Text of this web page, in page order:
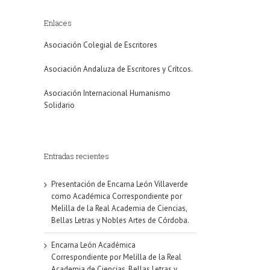
Enlaces
Asociación Colegial de Escritores
Asociación Andaluza de Escritores y Crítcos.
Asociación Internacional Humanismo
Solidario
Entradas recientes
Presentación de Encarna León Villaverde
como Académica Correspondiente por
Melilla de la Real Academia de Ciencias,
Bellas Letras y Nobles Artes de Córdoba.
Encarna León Académica
Correspondiente por Melilla de la Real